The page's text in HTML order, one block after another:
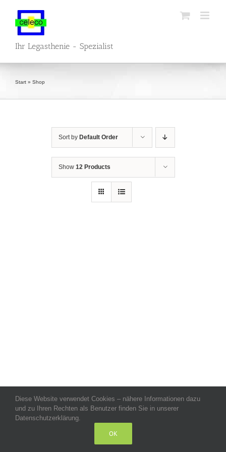
content
Ihr Legasthenie - Spezialist
Start » Shop
Sort by Default Order
Show 12 Products
Allgemeine Geschäftsbedingungen -Impressum-Datenschutz-
Kontakt- Copyright celeco®
LinkedIn
Diese Website verwendet Cookies – nähere Informationen dazu
und zu Ihren Rechten als Benutzer finden Sie in unserer
Datenschutzerklärung.
OK